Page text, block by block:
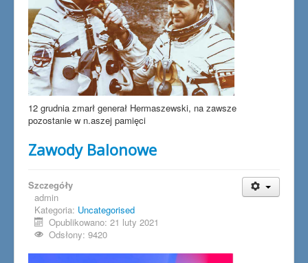
12 grudnia zmarł generał Hermaszewski, na zawsze
pozostanie w n.aszej pamięci
Zawody Balonowe
Szczegóły
admin
Kategoria: Uncategorised
Opublikowano: 21 luty 2021
Odsłony: 9420